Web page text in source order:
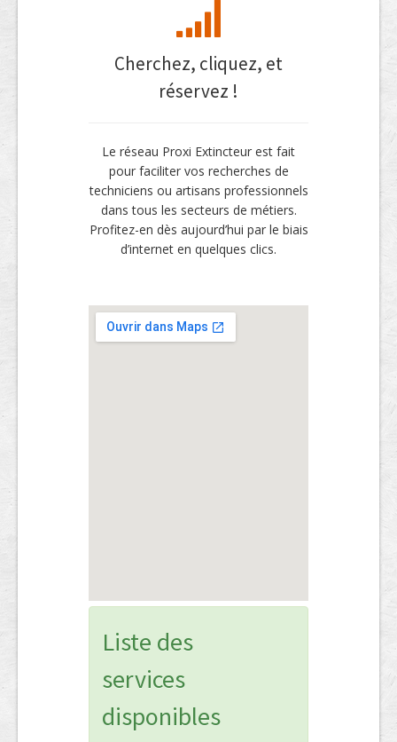
Cherchez, cliquez, et
réservez !
Le réseau Proxi Extincteur est fait
pour faciliter vos recherches de
techniciens ou artisans professionnels
dans tous les secteurs de métiers.
Profitez-en dès aujourd’hui par le biais
d’internet en quelques clics.
Liste des
services
disponibles